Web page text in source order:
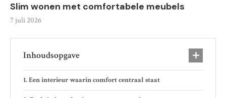
Slim wonen met comfortabele meubels
7 juli 2026
Inhoudsopgave
Een interieur waarin comfort centraal staat